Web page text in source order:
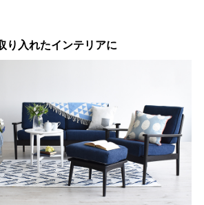
り入れたインテリアに